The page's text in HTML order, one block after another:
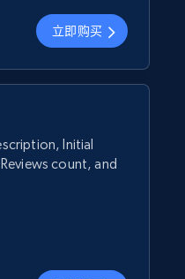
立即购买
Initial
count, and